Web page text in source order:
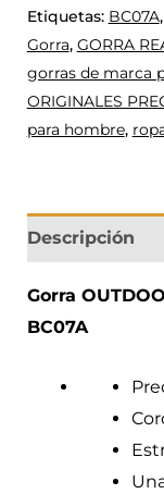
Etiquetas: BC07A,
Gorra, GORRA
gorras de marca
ORIGINALES
para hombre,
Descripción
Gorra
BC07A